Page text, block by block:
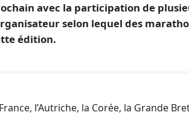
avec la participation de
selon lequel des
édition.
l’Autriche, la Corée, la Grande